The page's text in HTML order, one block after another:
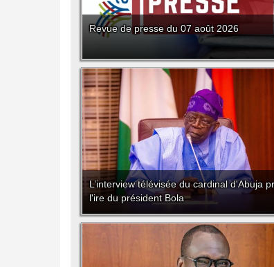
Revue de presse du 07 août 2026
L’interview télévisée du cardinal d'Abuja
l'ire du président Bola